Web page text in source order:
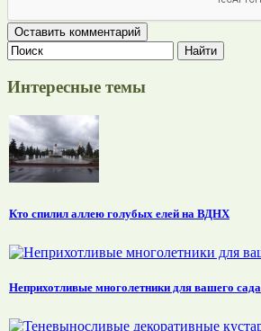
Интересные темы
Кто спилил аллею голубых елей на ВДНХ
Неприхотливые многолетники для вашего сада